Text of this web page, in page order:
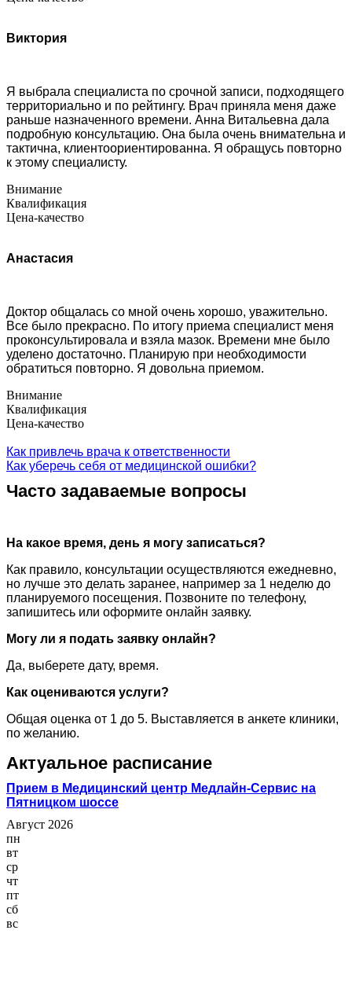
Виктория
Я выбрала специалиста по срочной записи, подходящего
территориально и по рейтингу. Врач приняла меня даже
раньше назначенного времени. Анна Витальевна дала
подробную консультацию. Она была очень внимательна и
тактична, клиентоориентированна. Я обращусь повторно
к этому специалисту.
Внимание
Квалификация
Цена-качество
Анастасия
Доктор общалась со мной очень хорошо, уважительно.
Все было прекрасно. По итогу приема специалист меня
проконсультировала и взяла мазок. Времени мне было
уделено достаточно. Планирую при необходимости
обратиться повторно. Я довольна приемом.
Внимание
Квалификация
Цена-качество
Как привлечь врача к ответственности
Как уберечь себя от медицинской ошибки?
Часто задаваемые вопросы
На какое время, день я могу записаться?
Как правило, консультации осуществляются ежедневно,
но лучше это делать заранее, например за 1 неделю до
планируемого посещения. Позвоните по телефону,
запишитесь или оформите онлайн заявку.
Могу ли я подать заявку онлайн?
Да, выберете дату, время.
Как оцениваются услуги?
Общая оценка от 1 до 5. Выставляется в анкете клиники,
по желанию.
Актуальное расписание
Прием в Медицинский центр Медлайн-Сервис на
Пятницком шоссе
Август 2026
пн
вт
ср
чт
пт
сб
вс